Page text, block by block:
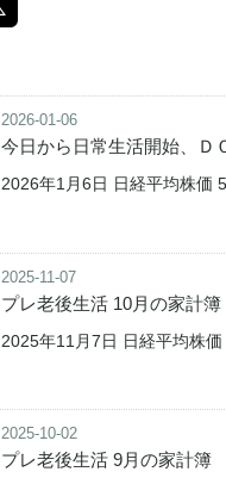
2026-01-06
今日から日常生活開始、Ｄ
2026年1月6日 日経平均株価
2025-11-07
プレ老後生活 10月の家計簿
2025年11月7日 日経平均株
2025-10-02
プレ老後生活 9月の家計簿